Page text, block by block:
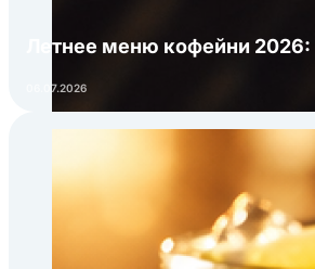
Летнее меню кофейни 2026:
06.07.2026